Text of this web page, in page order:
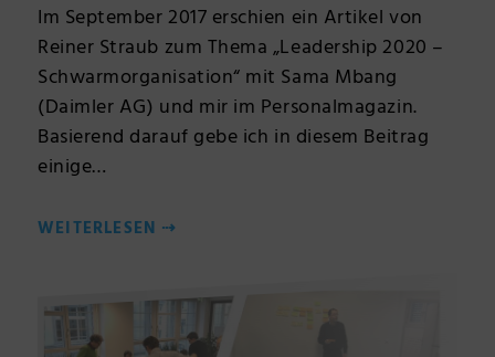
Im September 2017 erschien ein Artikel von
Reiner Straub zum Thema „Leadership 2020 –
Schwarmorganisation“ mit Sama Mbang
(Daimler AG) und mir im Personalmagazin.
Basierend darauf gebe ich in diesem Beitrag
einige…
WEITERLESEN ⇢